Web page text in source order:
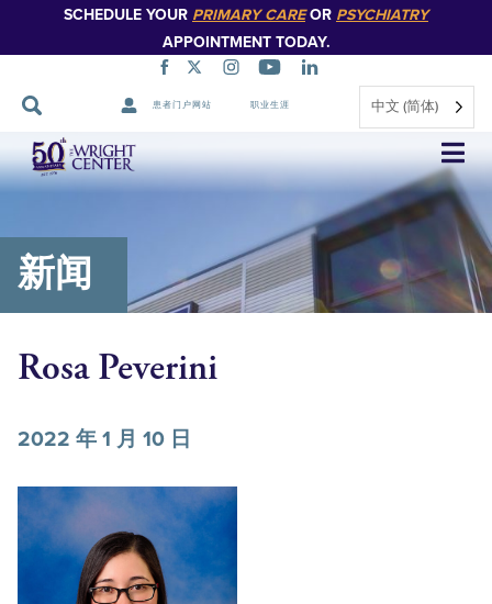
SCHEDULE YOUR PRIMARY CAREOR PSYCHIATRY
APPOINTMENT TODAY.
患者门户网站 职业生涯 中文 (简体)
跳
过
导
新闻
Rosa Peverini
2022 年 1 月 10 日